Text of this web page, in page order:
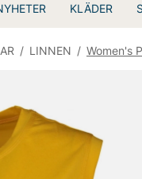
KLÄDER
/ LINNEN / Women's